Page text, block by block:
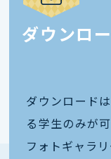
ダウンロ
ダウンロード
る学生のみが
フォトギャラ